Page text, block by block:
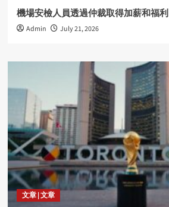
機場安檢人員透過仲裁取得加薪和福利
Admin July 21, 2026
文章 | 文章